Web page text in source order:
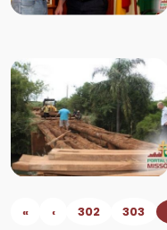
« ‹ 302 303